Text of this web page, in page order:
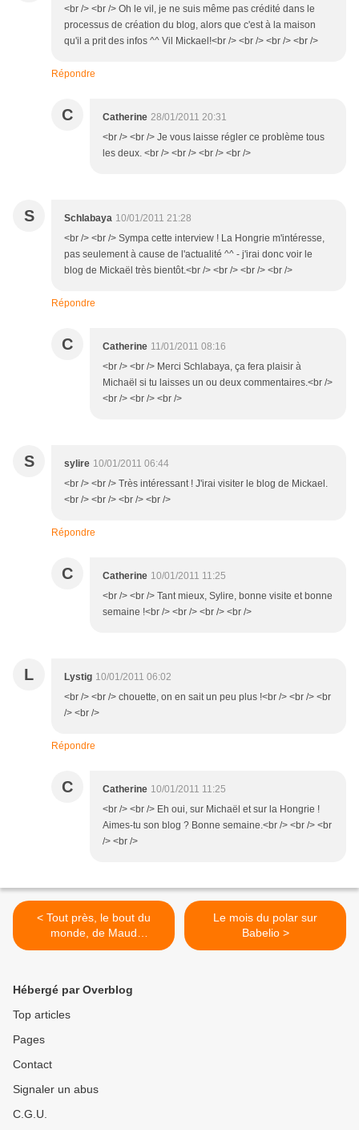
<br /> <br /> Oh le vil, je ne suis même pas crédité dans le
processus de création du blog, alors que c'est à la maison
qu'il a prit des infos ^^ Vil Mickael!<br /> <br /> <br /> <br />
Répondre
C Catherine 28/01/2011 20:31
<br /> <br /> Je vous laisse régler ce problème tous
les deux. <br /> <br /> <br /> <br />
S Schlabaya 10/01/2011 21:28
<br /> <br /> Sympa cette interview ! La Hongrie m'intéresse,
pas seulement à cause de l'actualité ^^ - j'irai donc voir le
blog de Mickaël très bientôt.<br /> <br /> <br /> <br />
Répondre
C Catherine 11/01/2011 08:16
<br /> <br /> Merci Schlabaya, ça fera plaisir à
Michaël si tu laisses un ou deux commentaires.<br />
<br /> <br /> <br />
S sylire 10/01/2011 06:44
<br /> <br /> Très intéressant ! J'irai visiter le blog de Mickael.
<br /> <br /> <br /> <br />
Répondre
C Catherine 10/01/2011 11:25
<br /> <br /> Tant mieux, Sylire, bonne visite et bonne
semaine !<br /> <br /> <br /> <br />
L Lystig 10/01/2011 06:02
<br /> <br /> chouette, on en sait un peu plus !<br /> <br /> <br
/> <br />
Répondre
C Catherine 10/01/2011 11:25
<br /> <br /> Eh oui, sur Michaël et sur la Hongrie !
Aimes-tu son blog ? Bonne semaine.<br /> <br /> <br
/> <br />
< Tout près, le bout du
monde, de Maud
Lethielleux
Le mois du polar sur
Babelio >
Hébergé par Overblog
Top articles
Pages
Contact
Signaler un abus
C.G.U.